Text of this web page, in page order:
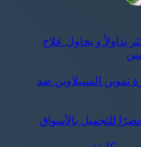
تداولاً و يحاول علاج
تموين السنبلاوين ضد